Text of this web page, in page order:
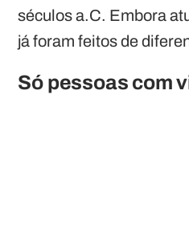
séculos a.C. Embora
já foram feitos de
Só pessoas com